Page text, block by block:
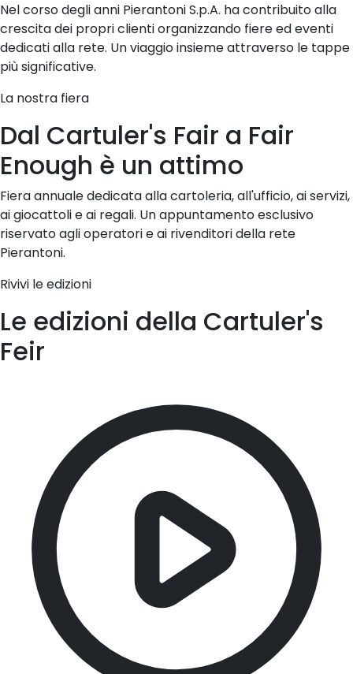
Nel corso degli anni Pierantoni S.p.A. ha contribuito alla
crescita dei propri clienti organizzando fiere ed eventi
dedicati alla rete. Un viaggio insieme attraverso le tappe
più significative.
La nostra fiera
Dal Cartuler's Fair a Fair
Enough è un attimo
Fiera annuale dedicata alla cartoleria, all'ufficio, ai servizi,
ai giocattoli e ai regali. Un appuntamento esclusivo
riservato agli operatori e ai rivenditori della rete
Pierantoni.
Rivivi le edizioni
Le edizioni della Cartuler's
Feir